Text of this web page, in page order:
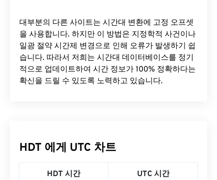
대부분의 다른 사이트는 시간대 변환에 ​​고정 오프셋
을 사용합니다. 하지만 이 방법은 지정학적 사건이나
일광 절약 시간제 변경으로 인해 오류가 발생하기 쉽
습니다. 따라서 저희는 시간대 데이터베이스를 정기
적으로 업데이트하여 시간 정보가 100% 정확하다는
확신을 드릴 수 있도록 노력하고 있습니다.
HDT 에게 UTC 차트
HDT 시간 UTC 시간